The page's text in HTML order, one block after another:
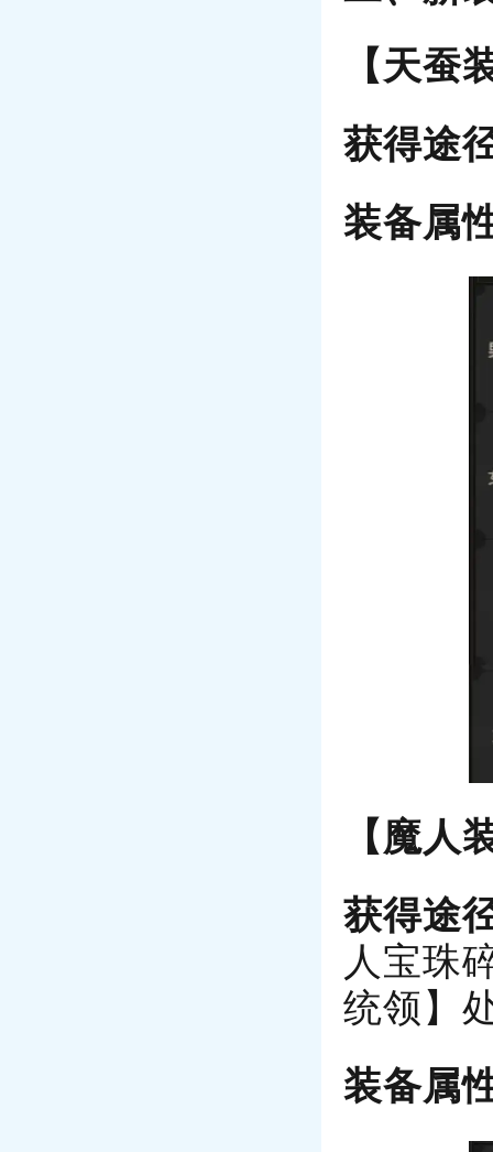
【天蚕
获得途
装备属
【魔人
获得途
人宝珠
统领】
装备属